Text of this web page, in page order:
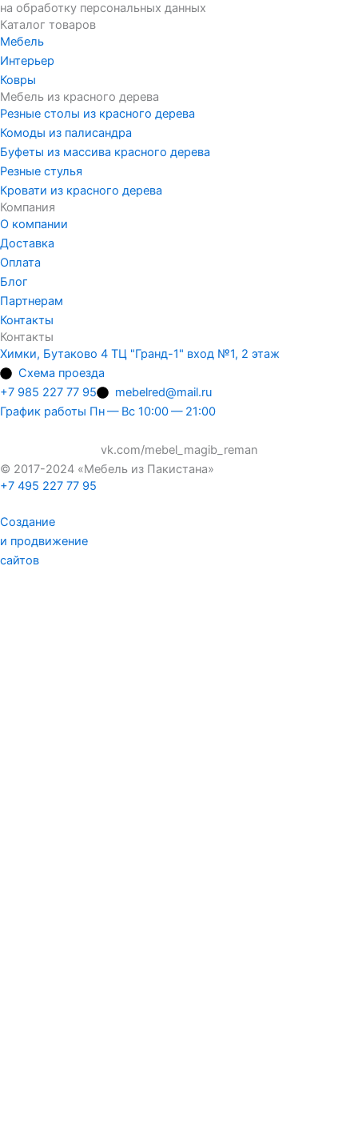
на обработку персональных данных
Каталог товаров
Мебель
Интерьер
Ковры
Мебель из красного дерева
Резные столы из красного дерева
Комоды из палисандра
Буфеты из массива красного дерева
Резные стулья
Кровати из красного дерева
Компания
О компании
Доставка
Оплата
Блог
Партнерам
Контакты
Контакты
Химки, Бутаково 4 ТЦ "Гранд-1" вход №1, 2 этаж
Схема проезда
+7 985 227 77 95
mebelred@mail.ru
График работы Пн — Вс 10:00 — 21:00
vk.com/mebel_magib_reman
© 2017-2024 «Мебель из Пакистана»
+7 495 227 77 95
Создание
и продвижение
сайтов